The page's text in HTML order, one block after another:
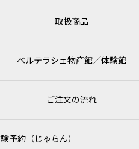
取扱商品
ベルテラシェ物産館／体験館
ご注文の流れ
予約（じゃらん）